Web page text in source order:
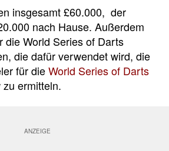
insgesamt £60.000, der
nach Hause. Außerdem
die World Series of Darts
die dafür verwendet wird, die
für dieWorld Series of Darts
ermitteln.